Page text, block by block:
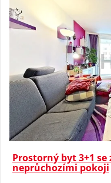
Prostorný byt 3+1
neprůchozími pokoji